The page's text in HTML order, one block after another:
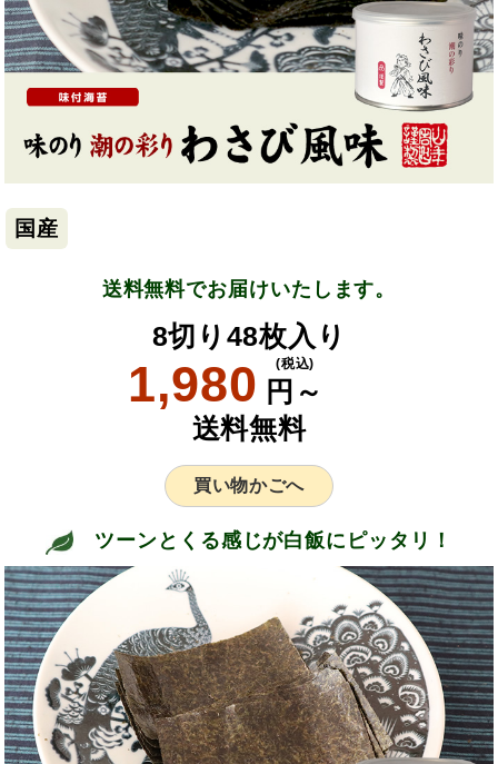
国産
送料無料でお届けいたします。
8切り48枚入り
1,980 円～
(税込)
送料無料
買い物かごへ
ツーンとくる感じが白飯にピッタリ！